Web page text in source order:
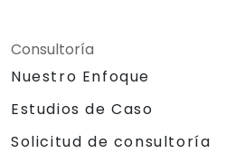
Consultoría
Nuestro Enfoque
Estudios de Caso
Solicitud de consultoría